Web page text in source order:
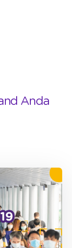
Anda